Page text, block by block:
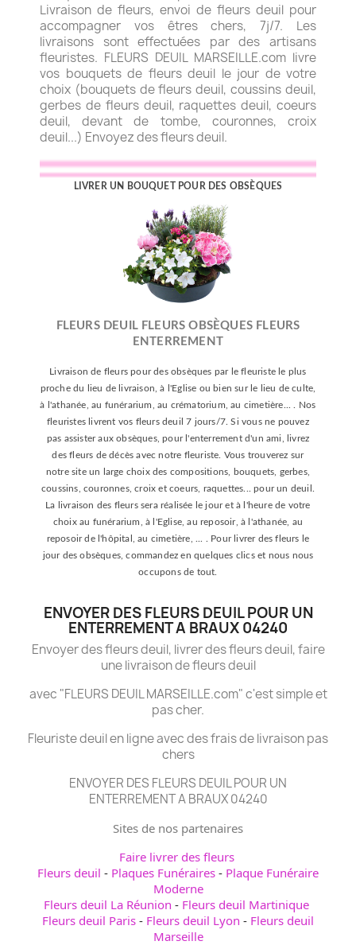
Livraison de fleurs, envoi de fleurs deuil pour
accompagner vos êtres chers, 7j/7. Les
livraisons sont effectuées par des artisans
fleuristes. FLEURS DEUIL MARSEILLE.com livre
vos bouquets de fleurs deuil le jour de votre
choix (bouquets de fleurs deuil, coussins deuil,
gerbes de fleurs deuil, raquettes deuil, coeurs
deuil, devant de tombe, couronnes, croix
deuil...) Envoyez des fleurs deuil.
LIVRER UN BOUQUET POUR DES OBSÈQUES
FLEURS DEUIL FLEURS OBSÈQUES FLEURS
ENTERREMENT
Livraison de fleurs pour des obsèques par le fleuriste le plus
proche du lieu de livraison, à l'Eglise ou bien sur le lieu de culte,
à l'athanée, au funérarium, au crématorium, au cimetière... . Nos
fleuristes livrent vos fleurs deuil 7 jours/7. Si vous ne pouvez
pas assister aux obsèques, pour l'enterrement d'un ami, livrez
des fleurs de décès avec notre fleuriste. Vous trouverez sur
notre site un large choix des compositions, bouquets, gerbes,
coussins, couronnes, croix et coeurs, raquettes... pour un deuil.
La livraison des fleurs sera réalisée le jour et à l'heure de votre
choix au funérarium, à l'Eglise, au reposoir, à l'athanée, au
reposoir de l'hôpital, au cimetière, ... . Pour livrer des fleurs le
jour des obsèques, commandez en quelques clics et nous nous
occupons de tout.
ENVOYER DES FLEURS DEUIL POUR UN
ENTERREMENT A BRAUX 04240
Envoyer des fleurs deuil, livrer des fleurs deuil, faire
une livraison de fleurs deuil
avec "FLEURS DEUIL MARSEILLE.com" c'est simple et
pas cher.
Fleuriste deuil en ligne avec des frais de livraison pas
chers
ENVOYER DES FLEURS DEUIL POUR UN
ENTERREMENT A BRAUX 04240
Sites de nos partenaires
Faire livrer des fleurs
Fleurs deuil - Plaques Funéraires - Plaque Funéraire
Moderne
Fleurs deuil La Réunion - Fleurs deuil Martinique
Fleurs deuil Paris - Fleurs deuil Lyon - Fleurs deuil
Marseille